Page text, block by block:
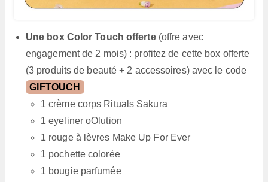
Une box Color Touch offerte(offre avec
engagement de 2 mois) : profitez de cette box offerte
(3 produits de beauté + 2 accessoires) avec le code
GIFTOUCH
1 crème corps Rituals Sakura
1 eyeliner oOlution
1 rouge à lèvres Make Up For Ever
1 pochette colorée
1 bougie parfumée